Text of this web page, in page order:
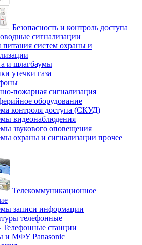
Безопасность и контроль доступа
сигнализации
питания систем охраны и
и шлагбаумы
утечки газа
пожарная сигнализация
оборудование
контроля доступа (СКУД)
видеонаблюдения
звукового оповещения
охраны и сигнализации прочее
Телекоммуникационное
записи информации
телефонные
станции
и МФУ Panasonic